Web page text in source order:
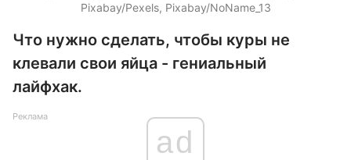
Pixabay/Pexels, Pixabay/NoName_13
Что нужно сделать, чтобы куры не
клевали свои яйца - гениальный
лайфхак.
Реклама
ad